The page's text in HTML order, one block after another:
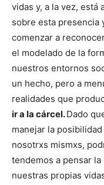
vidas y, a la vez, está
sobre esta presencia
comenzar a
el modelado de la
nuestros entornos
un hecho, pero a
realidades que
ir a la cárcel.Dado
manejar la
nosotrxs mismxs,
tendemos a pensar
nuestras propias